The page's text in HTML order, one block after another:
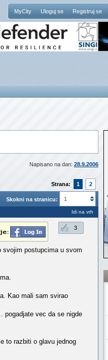
MyCity Uloguj se Registruj se
Napisano na dan: 28.9.2006
Strana: 1 2
Skokni na stranicu: 1
Idi na vrh
3
svojim postupcima u svom
Kao mali sam svirao
pogadjate vec da se nigde
to razbiti o glavu jednog